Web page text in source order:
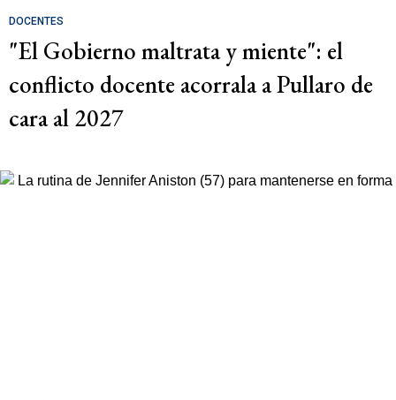
DOCENTES
"El Gobierno maltrata y miente": el
conflicto docente acorrala a Pullaro de
cara al 2027